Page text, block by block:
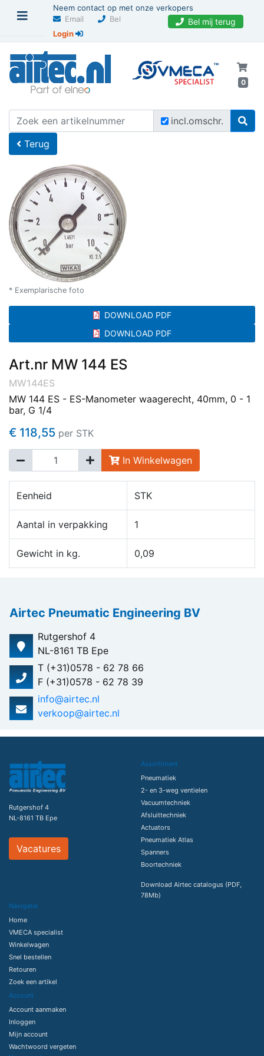
Neem contact op met onze verkopers
Email
Bel Bel mij terug
Login
0
incl.omschr.
U bevindt zich hier Home
Terug
* Exemplarische foto
DOWNLOAD PDF
DOWNLOAD PDF
Art.nr MW 144 ES
MW144ES
MW 144 ES - ES-Manometer waagerecht, 40mm, 0 - 1
bar, G 1/4
€ 118,55 per STK
In Winkelwagen
Eenheid STK
Aantal in verpakking 1
Gewicht in kg. 0,09
Airtec Pneumatic Engineering BV
Rutgershof 4
NL-8161 TB Epe
T (+31)0578 - 62 78 66
F (+31)0578 - 62 78 39
info@airtec.nl
verkoop@airtec.nl
Rutgershof 4
NL-8161 TB Epe
Vacatures
Assortiment
Pneumatiek
2- en 3-weg ventielen
Vacuumtechniek
Afsluittechniek
Actuators
Pneumatiek Atlas
Spanners
Boortechniek
Download Airtec catalogus (PDF,
78Mb)
Navigatie
Home
VMECA specialist
Winkelwagen
Snel bestellen
Retouren
Zoek een artikel
Account
Account aanmaken
Inloggen
Mijn account
Wachtwoord vergeten